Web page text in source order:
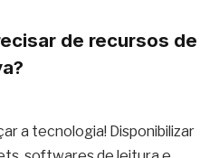
de recursos de
a tecnologia! Disponibilizar